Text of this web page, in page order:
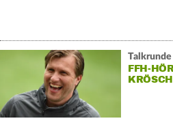
Talkrunde
FFH-